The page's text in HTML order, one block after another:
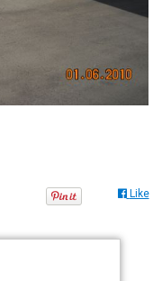
Like